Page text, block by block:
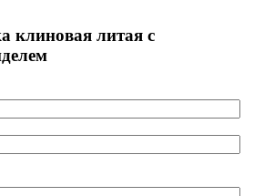
клиновая литая с